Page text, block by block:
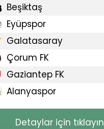
Beşiktaş
Eyüpspor
Galatasaray
Çorum FK
Gaziantep FK
Alanyaspor
Detaylar için tıklayın